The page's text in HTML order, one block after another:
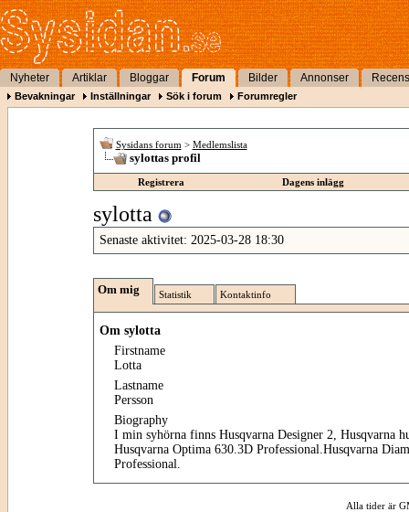
Nyheter Artiklar Bloggar Forum Bilder Annonser
Bevakningar Inställningar Sök i forum Forumregler
Sysidans forum > Medlemslista
sylottas profil
Registrera Dagens inlägg
sylotta
Senaste aktivitet: 2025-03-28 18:30
Om mig Statistik Kontaktinfo
Om sylotta
Firstname
Lotta
Lastname
Persson
Biography
I min syhörna finns Husqvarna Designer 2, Husqvarna
Husqvarna Optima 630.3D Professional.Husqvarna
Professional.
Alla tider är